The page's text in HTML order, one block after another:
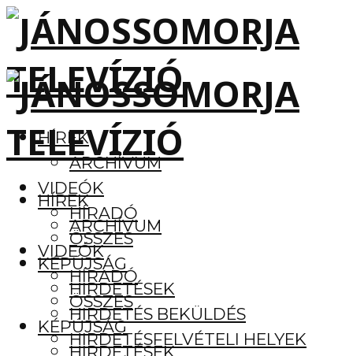
HÍREK
ARCHÍVUM
VIDEÓK
HÍRADÓ
ÖSSZES
KÉPÚJSÁG
HIRDETÉSEK
HIRDETÉS BEKÜLDÉS
HIRDETÉSFELVÉTELI HELYEK
HÍREK
ARCHÍVUM
VIDEÓK
HÍRADÓ
ÖSSZES
KÉPÚJSÁG
HIRDETÉSEK